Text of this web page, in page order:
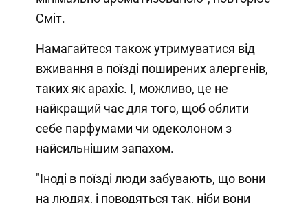
Сміт.
Намагайтеся також утримуватися від
вживання в поїзді поширених алергенів,
таких як арахіс. І, можливо, це не
найкращий час для того, щоб облити
себе парфумами чи одеколоном з
найсильнішим запахом.
"Іноді в поїзді люди забувають, що вони
на людях, і поводяться так, ніби вони